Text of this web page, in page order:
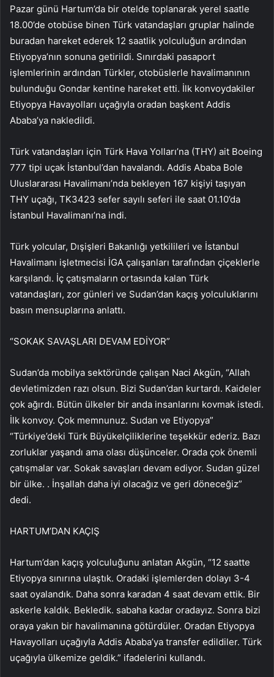
Pazar günü Hartum’da bir otelde toplanarak yerel saatle
18.00’de otobüse binen Türk vatandaşları gruplar halinde
buradan hareket ederek 12 saatlik yolculuğun ardından
Etiyopya’nın sonuna getirildi. Sınırdaki pasaport
işlemlerinin ardından Türkler, otobüslerle havalimanının
bulunduğu Gondar kentine hareket etti. İlk konvoydakiler
Etiyopya Havayolları uçağıyla oradan başkent Addis
Ababa’ya nakledildi.
Türk vatandaşları için Türk Hava Yolları’na (THY) ait Boeing
777 tipi uçak İstanbul’dan havalandı. Addis Ababa Bole
Uluslararası Havalimanı’nda bekleyen 167 kişiyi taşıyan
THY uçağı, TK3423 sefer sayılı seferi ile saat 01.10’da
İstanbul Havalimanı’na indi.
Türk yolcular, Dışişleri Bakanlığı yetkilileri ve İstanbul
Havalimanı işletmecisi İGA çalışanları tarafından çiçeklerle
karşılandı. İç çatışmaların ortasında kalan Türk
vatandaşları, zor günleri ve Sudan’dan kaçış yolculuklarını
basın mensuplarına anlattı.
“SOKAK SAVAŞLARI DEVAM EDİYOR”
Sudan’da mobilya sektöründe çalışan Naci Akgün, “Allah
devletimizden razı olsun. Bizi Sudan’dan kurtardı. Kaideler
çok ağırdı. Bütün ülkeler bir anda insanlarını kovmak istedi.
İlk konvoy. Çok memnunuz. Sudan ve Etiyopya”
“Türkiye’deki Türk Büyükelçiliklerine teşekkür ederiz. Bazı
zorluklar yaşandı ama olası düşünceler. Orada çok önemli
çatışmalar var. Sokak savaşları devam ediyor. Sudan güzel
bir ülke. . İnşallah daha iyi olacağız ve geri döneceğiz”
dedi.
HARTUM’DAN KAÇIŞ
Hartum’dan kaçış yolculuğunu anlatan Akgün, “12 saatte
Etiyopya sınırına ulaştık. Oradaki işlemlerden dolayı 3-4
saat oyalandık. Daha sonra karadan 4 saat devam ettik. Bir
askerle kaldık. Bekledik. sabaha kadar oradayız. Sonra bizi
oraya yakın bir havalimanına götürdüler. Oradan Etiyopya
Havayolları uçağıyla Addis Ababa’ya transfer edildiler. Türk
uçağıyla ülkemize geldik.” ifadelerini kullandı.